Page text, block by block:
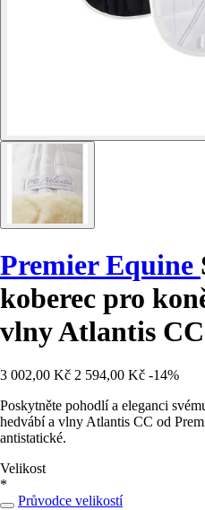
Premier Equine
koberec pro
vlny Atlantis CC
3 002,00 Kč 2 594,00 Kč -14%
Poskytněte pohodlí a eleganci
hedvábí a vlny Atlantis CC od
antistatické.
Velikost
*
Průvodce velikostí